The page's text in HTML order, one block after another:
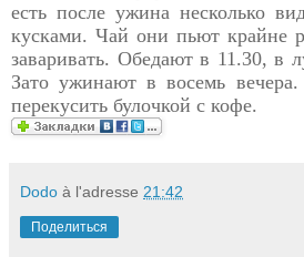
есть после ужина несколько
кусками. Чай они пьют крайне
заваривать. Обедают в 11.30, в
Зато ужинают в восемь
перекусить булочкой с кофе.
Dodo à l'adresse 21:42
Поделиться